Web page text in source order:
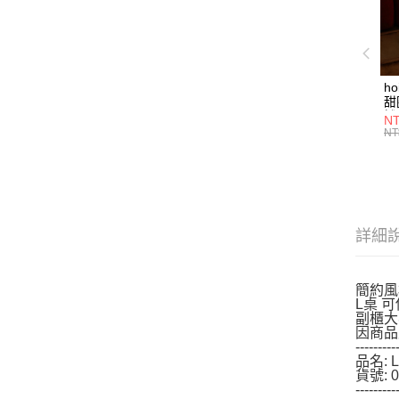
甜
詳細
簡約
L桌
副櫃
因商
品名:
貨號: